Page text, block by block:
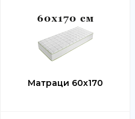
Матраци 60х170